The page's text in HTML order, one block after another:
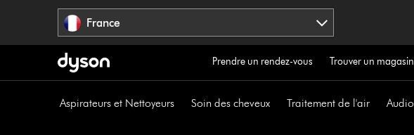
France
Prendre un rendez-vous Trouver un magasin
Aspirateurs et Nettoyeurs Soin des cheveux Traitement de l'air Audio